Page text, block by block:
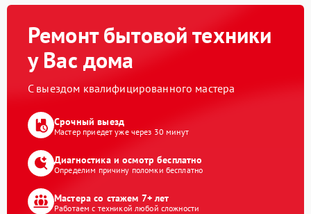
Ремонт бытовой техники
у Вас дома
С выездом квалифицированного мастера
Срочный выезд
Мастер приедет уже через 30 минут
Диагностика и осмотр бесплатно
Определим причину поломки бесплатно
Мастера со стажем 7+ лет
Работаем с техникой любой сложности